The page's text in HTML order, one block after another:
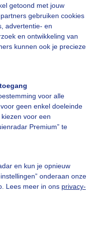
getoond met jouw
gebruiken cookies
advertentie- en
en ontwikkeling van
kunnen ook je precieze
voor alle
geen enkel doeleinde
voor een
Premium” te
en kun je opnieuw
onderaan onze
Lees meer in ons privacy-